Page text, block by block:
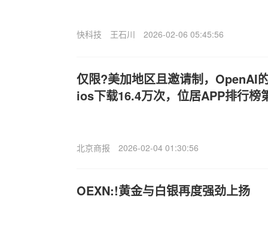
快科技 王石川 2026-02-06 05:45:56
仅限?美加地区且邀请制，OpenAI
ios下载16.4万次，位居APP排行榜
北京商报 2026-02-04 01:30:56
OEXN:!黄金与白银再度强劲上扬